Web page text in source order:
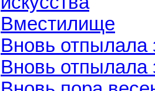
Вместилище
Вновь отпылала
Вновь отпылала